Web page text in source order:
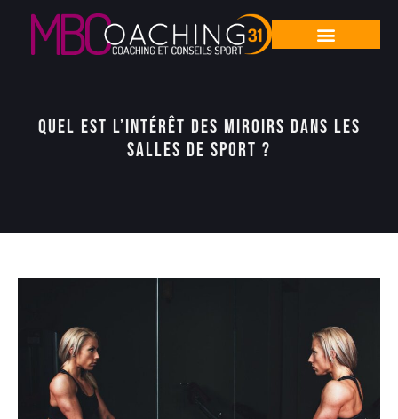
Quel est l’intérêt des miroirs dans les
salles de sport ?